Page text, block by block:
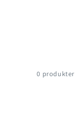
0 produkter